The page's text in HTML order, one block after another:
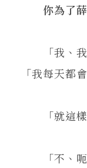
你為了薛
「我、我
「我每天都
「就這樣
「不、